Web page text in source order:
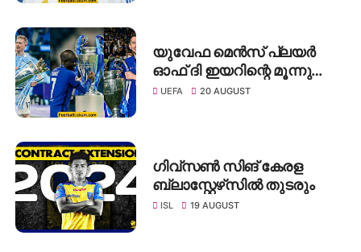
യുവേഫ മെൻസ് പ്ലയർ
ഓഫ് ദി ഇയറിന്റെ മൂന്നു
പേരടങ്ങുന്ന ചുരുക്കപട്ടിക
UEFA 20 AUGUST
ഗിവ്സൺ സിങ് കേരള
ബ്ലാസ്റ്റേഴ്‌സിൽ തുടരും
ISL 19 AUGUST